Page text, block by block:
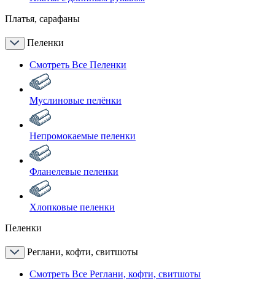
Платья, сарафаны
Пеленки
Смотреть Все Пеленки
Муслиновые пелёнки
Непромокаемые пеленки
Фланелевые пеленки
Хлопковые пеленки
Пеленки
Реглани, кофти, свитшоты
Смотреть Все Реглани, кофти, свитшоты